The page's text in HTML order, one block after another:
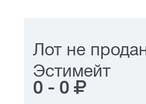
Лот не
Эстимейт
0 - 0